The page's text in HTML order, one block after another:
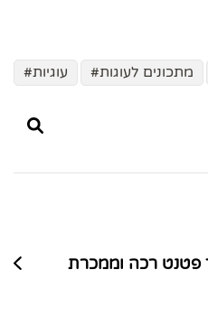
מתכונים לעוגות
עוגיות
פטנט רכה וממכרת